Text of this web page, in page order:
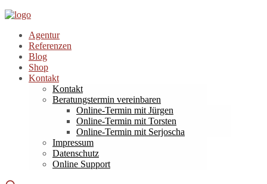
Agentur
Referenzen
Blog
Shop
Kontakt
Kontakt
Beratungstermin vereinbaren
Online-Termin mit Jürgen
Online-Termin mit Torsten
Online-Termin mit Serjoscha
Impressum
Datenschutz
Online Support